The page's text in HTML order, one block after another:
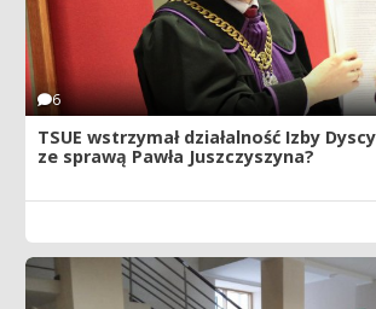
6
TSUE wstrzymał działalność Izby
ze sprawą Pawła Juszczyszyna?